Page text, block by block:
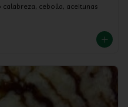
cebolla, aceitunas